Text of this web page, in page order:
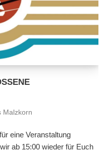
Malzkorn
eine Veranstaltung
ab 15:00 wieder für Euch